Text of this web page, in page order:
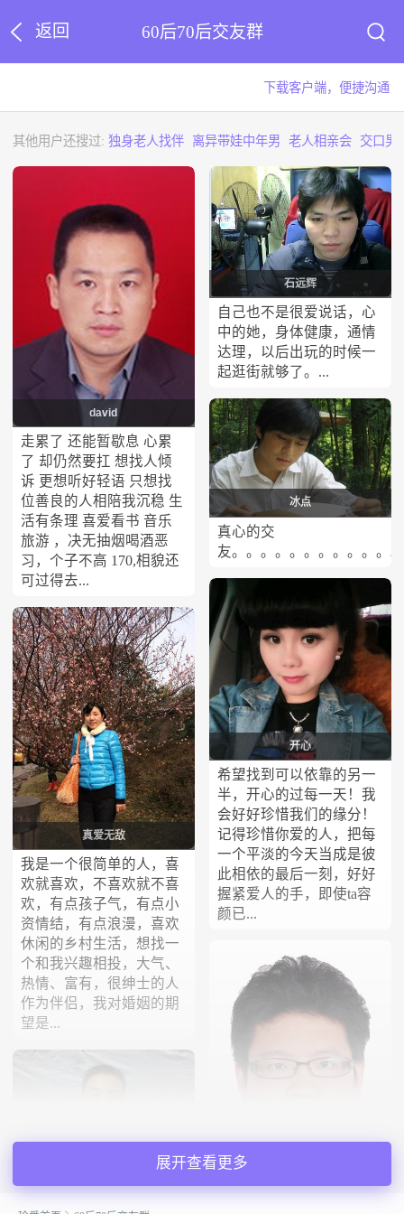
返回 60后70后交友群
下载客户端，便捷沟通
其他用户还搜过:独身老人找伴 离异带娃中年男 老人相亲会 交口男
david
走累了 还能暂歇息 心累
了 却仍然要扛 想找人倾
诉 更想听好轻语 只想找
位善良的人相陪我沉稳 生
活有条理 喜爱看书 音乐
旅游 ，决无抽烟喝酒恶
习，个子不高 170,相貌还
可过得去...
真爱无敌
我是一个很简单的人，喜
欢就喜欢，不喜欢就不喜
欢，有点孩子气，有点小
资情结，有点浪漫，喜欢
休闲的乡村生活，想找一
个和我兴趣相投，大气、
热情、富有，很绅士的人
作为伴侣，我对婚姻的期
望是...
石远辉
自己也不是很爱说话，心
中的她，身体健康，通情
达理，以后出玩的时候一
起逛街就够了。...
冰点
真心的交
友。。。。。。。。。。。
开心
希望找到可以依靠的另一
半，开心的过每一天！我
会好好珍惜我们的缘分！
记得珍惜你爱的人，把每
一个平淡的今天当成是彼
此相依的最后一刻，好好
握紧爱人的手，即使ta容
颜已...
TJun
展开查看更多